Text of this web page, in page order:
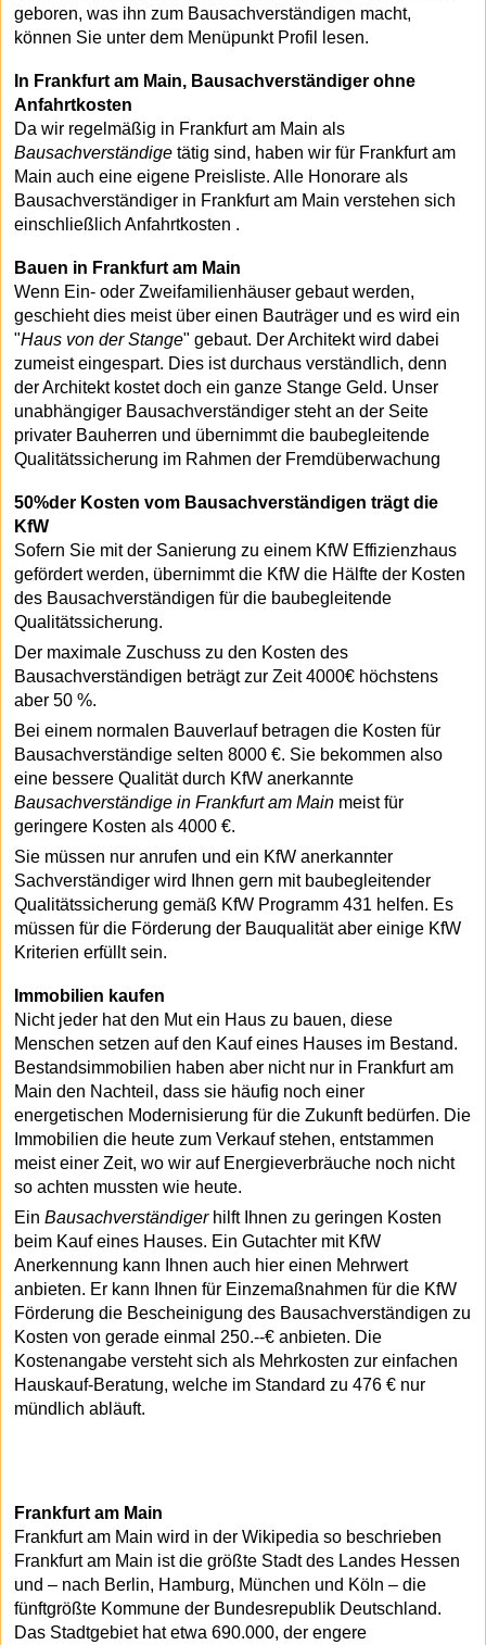
geboren, was ihn zum Bausachverständigen macht,
können Sie unter dem Menüpunkt Profil lesen.
In Frankfurt am Main, Bausachverständiger ohne
Anfahrtkosten
Da wir regelmäßig in Frankfurt am Main als
Bausachverständige tätig sind, haben wir für Frankfurt am
Main auch eine eigene Preisliste. Alle Honorare als
Bausachverständiger in Frankfurt am Main verstehen sich
einschließlich Anfahrtkosten .
Bauen in Frankfurt am Main
Wenn Ein- oder Zweifamilienhäuser gebaut werden,
geschieht dies meist über einen Bauträger und es wird ein
"Haus von der Stange" gebaut. Der Architekt wird dabei
zumeist eingespart. Dies ist durchaus verständlich, denn
der Architekt kostet doch ein ganze Stange Geld. Unser
unabhängiger Bausachverständiger steht an der Seite
privater Bauherren und übernimmt die baubegleitende
Qualitätssicherung im Rahmen der Fremdüberwachung
50%der Kosten vom Bausachverständigen trägt die
KfW
Sofern Sie mit der Sanierung zu einem KfW Effizienzhaus
gefördert werden, übernimmt die KfW die Hälfte der Kosten
des Bausachverständigen für die baubegleitende
Qualitätssicherung.
Der maximale Zuschuss zu den Kosten des
Bausachverständigen beträgt zur Zeit 4000€ höchstens
aber 50 %.
Bei einem normalen Bauverlauf betragen die Kosten für
Bausachverständige selten 8000 €. Sie bekommen also
eine bessere Qualität durch KfW anerkannte
Bausachverständige in Frankfurt am Main meist für
geringere Kosten als 4000 €.
Sie müssen nur anrufen und ein KfW anerkannter
Sachverständiger wird Ihnen gern mit baubegleitender
Qualitätssicherung gemäß KfW Programm 431 helfen. Es
müssen für die Förderung der Bauqualität aber einige KfW
Kriterien erfüllt sein.
Immobilien kaufen
Nicht jeder hat den Mut ein Haus zu bauen, diese
Menschen setzen auf den Kauf eines Hauses im Bestand.
Bestandsimmobilien haben aber nicht nur in Frankfurt am
Main den Nachteil, dass sie häufig noch einer
energetischen Modernisierung für die Zukunft bedürfen. Die
Immobilien die heute zum Verkauf stehen, entstammen
meist einer Zeit, wo wir auf Energieverbräuche noch nicht
so achten mussten wie heute.
Ein Bausachverständigerhilft Ihnen zu geringen Kosten
beim Kauf eines Hauses. Ein Gutachter mit KfW
Anerkennung kann Ihnen auch hier einen Mehrwert
anbieten. Er kann Ihnen für Einzemaßnahmen für die KfW
Förderung die Bescheinigung des Bausachverständigen zu
Kosten von gerade einmal 250.--€ anbieten. Die
Kostenangabe versteht sich als Mehrkosten zur einfachen
Hauskauf-Beratung, welche im Standard zu 476 € nur
mündlich abläuft.
Frankfurt am Main
Frankfurt am Main wird in der Wikipedia so beschrieben
Frankfurt am Main ist die größte Stadt des Landes Hessen
und – nach Berlin, Hamburg, München und Köln – die
fünftgrößte Kommune der Bundesrepublik Deutschland.
Das Stadtgebiet hat etwa 690.000, der engere